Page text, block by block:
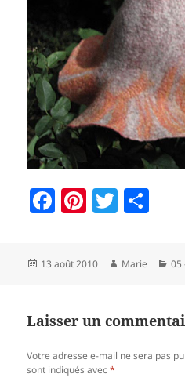
F
c
e
o
o
k
Pi
es
T
er a
er
Publié
13 août 2010 Auteur
Marie 05
Laisser un
Votre adresse e-mail ne sera pas
sont indiqués avec*